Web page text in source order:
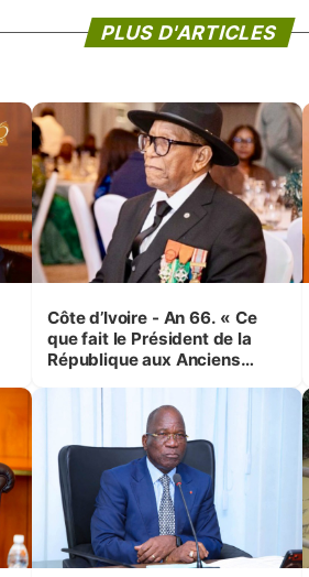
PLUS D'ARTICLES
Côte d’Ivoire - An 66. « Ce
que fait le Président de la
République aux Anciens
(Cne Yassoungo Koné ®)